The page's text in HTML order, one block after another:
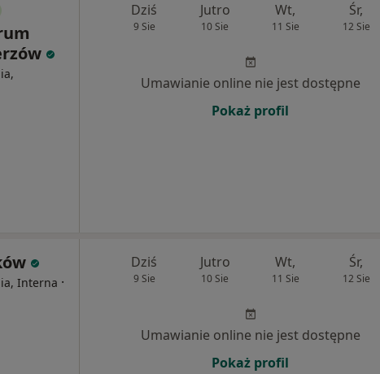
Dziś
9 Sie
Jutro
10 Sie
Wt,
11 Sie
Śr,
12 Sie
Umawianie online nie jest dostępne
Pokaż profil
Interna ·
Dziś
9 Sie
Jutro
10 Sie
Wt,
11 Sie
Śr,
12 Sie
Umawianie online nie jest dostępne
Pokaż profil